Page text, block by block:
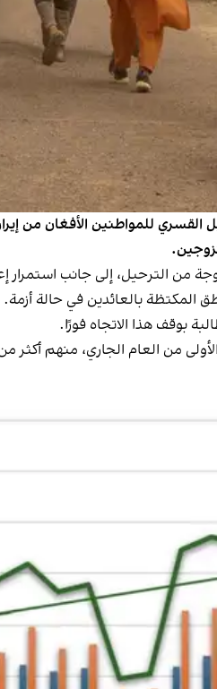
القسري للمواطنين الأفغان من
من أن هذه الموجة من الترحيل،
بالعائدين في حالة أزمة.
بوقف هذا الاتجاه فورًا.